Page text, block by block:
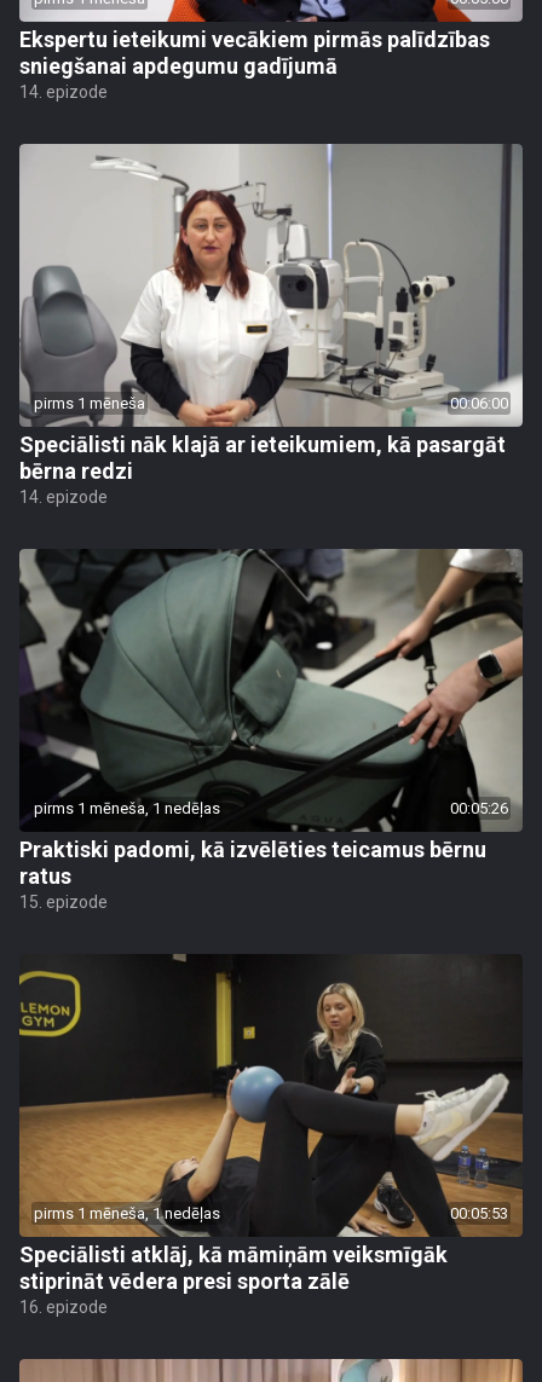
Ekspertu ieteikumi vecākiem pirmās palīdzības
sniegšanai apdegumu gadījumā
14. epizode
pirms 1 mēneša 00:06:00
Speciālisti nāk klajā ar ieteikumiem, kā pasargāt
bērna redzi
14. epizode
pirms 1 mēneša, 1 nedēļas 00:05:26
Praktiski padomi, kā izvēlēties teicamus bērnu
ratus
15. epizode
pirms 1 mēneša, 1 nedēļas 00:05:53
Speciālisti atklāj, kā māmiņām veiksmīgāk
stiprināt vēdera presi sporta zālē
16. epizode